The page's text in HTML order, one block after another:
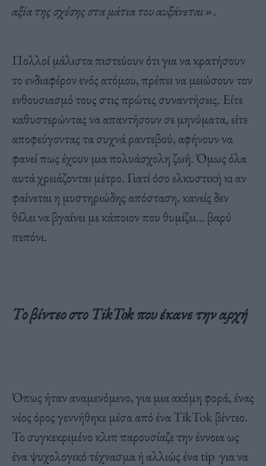
αξία της σχέσης στα μάτια του αυξάνεται».
Πολλοί μάλιστα πιστεύουν ότι για να κρατήσουν
το ενδιαφέρον ενός ατόμου, πρέπει να μειώσουν τον
ενθουσιασμό τους στις πρώτες συναντήσεις. Είτε
καθυστερώντας να απαντήσουν σε μηνύματα, είτε
αποφεύγοντας τα συχνά ραντεβού, αφήνουν να
φανεί πως έχουν μια πολυάσχολη ζωή. Όμως όλα
αυτά χρειάζονται μέτρο. Γιατί όσο ελκυστική κι αν
φαίνεται η μυστηριώδης απόσταση, κανείς δεν
θέλει να βγαίνει με κάποιον που θυμίζει… βαρύ
πεπόνι.
Το βίντεο στο TikTok που έκανε την αρχή
Όπως ήταν αναμενόμενο, για μια ακόμη φορά, ένας
νέος όρος γεννήθηκε μέσα από ένα TikTok βίντεο.
Το συγκεκριμένο κλιπ παρουσίαζε την έννοια ως
ένα ψυχολογικό τέχνασμα ή αλλιώς ένα tip για να